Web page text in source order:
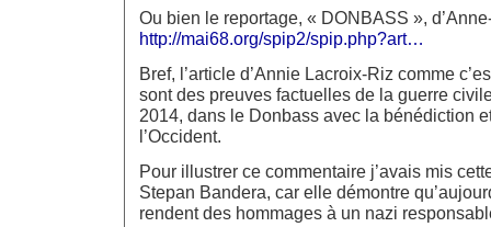
Ou bien le reportage, « DONBASS »,
http://mai68.org/spip2/spip.php?art…
Bref, l’article d’Annie Lacroix-Riz comme
sont des preuves factuelles de la guerre
2014, dans le Donbass avec la bénédiction
l’Occident.
Pour illustrer ce commentaire j’avais mis
Stepan Bandera, car elle démontre
rendent des hommages à un nazi